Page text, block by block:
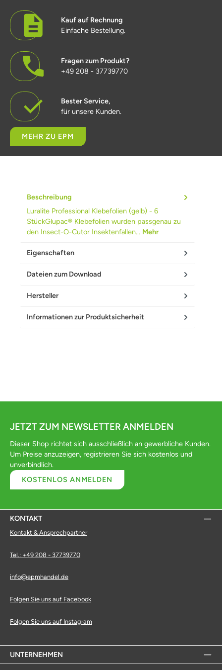
Kauf auf Rechnung
Einfache Bestellung.
Fragen zum Produkt?
+49 208 - 37739770
Bester Service,
für unsere Kunden.
MEHR ZU EPM
Beschreibung
Luralite Professional Klebefolien (gelb) - 6
StückGlupac® Klebefolien wurden passgenau zu
den Insect-O-Cutor Insektenfallen… Mehr
Eigenschaften
Dateien zum Download
Hersteller
Informationen zur Produktsicherheit
JETZT ZUM NEWSLETTER ANMELDEN
Dieser Shop richtet sich ausschließlich an gewerbliche Kunden.
Um Preise anzuzeigen, registrieren Sie sich kostenlos und
unverbindlich.
KOSTENLOS ANMELDEN
KONTAKT
Kontakt & Ansprechpartner
Tel.: +49 208 - 37739770
info@epmhandel.de
Folgen Sie uns auf Facebook
Folgen Sie uns auf Instagram
UNTERNEHMEN